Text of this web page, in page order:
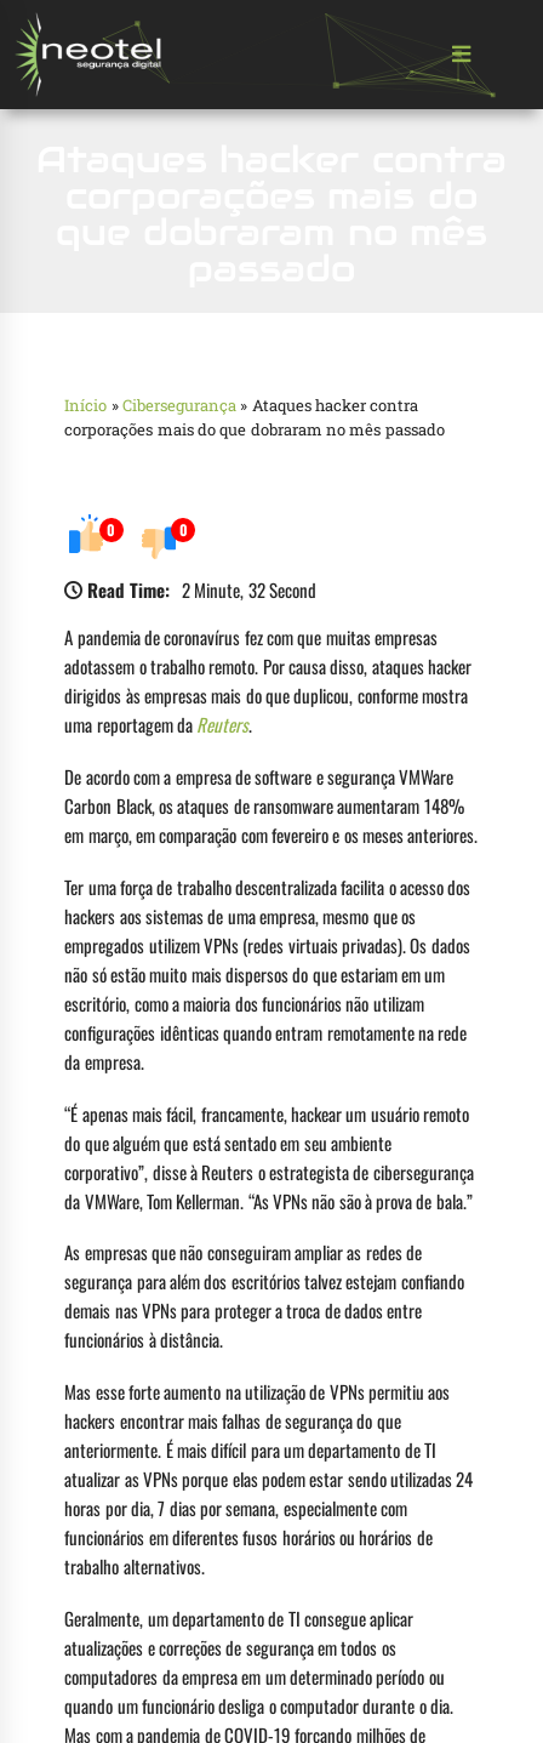
Início »Cibersegurança » Ataques hacker contra
corporações mais do que dobraram no mês passado
0 0
Read Time: 2 Minute, 32 Second
A pandemia de coronavírus fez com que muitas empresas
adotassem o trabalho remoto. Por causa disso, ataques hacker
dirigidos às empresas mais do que duplicou, conforme mostra
uma reportagem daReuters.
De acordo com a empresa de software e segurança VMWare
Carbon Black, os ataques de ransomware aumentaram 148%
em março, em comparação com fevereiro e os meses anteriores.
Ter uma força de trabalho descentralizada facilita o acesso dos
hackers aos sistemas de uma empresa, mesmo que os
empregados utilizem VPNs (redes virtuais privadas). Os dados
não só estão muito mais dispersos do que estariam em um
escritório, como a maioria dos funcionários não utilizam
configurações idênticas quando entram remotamente na rede
da empresa.
“É apenas mais fácil, francamente, hackear um usuário remoto
do que alguém que está sentado em seu ambiente
corporativo”, disse à Reuters o estrategista de cibersegurança
da VMWare, Tom Kellerman. “As VPNs não são à prova de bala.”
As empresas que não conseguiram ampliar as redes de
segurança para além dos escritórios talvez estejam confiando
demais nas VPNs para proteger a troca de dados entre
funcionários à distância.
Mas esse forte aumento na utilização de VPNs permitiu aos
hackers encontrar mais falhas de segurança do que
anteriormente. É mais difícil para um departamento de TI
atualizar as VPNs porque elas podem estar sendo utilizadas 24
horas por dia, 7 dias por semana, especialmente com
funcionários em diferentes fusos horários ou horários de
trabalho alternativos.
Geralmente, um departamento de TI consegue aplicar
atualizações e correções de segurança em todos os
computadores da empresa em um determinado período ou
quando um funcionário desliga o computador durante o dia.
Mas com a pandemia de COVID-19 forçando milhões de